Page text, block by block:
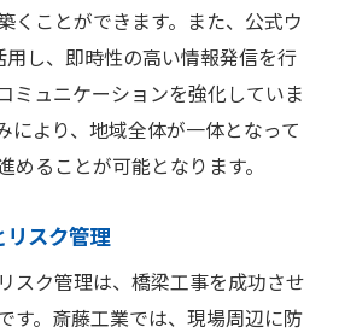
くことができます。また、公式ウ
用し、即時性の高い情報発信を行
ミュニケーションを強化していま
により、地域全体が一体となって
めることが可能となります。
スク管理
スク管理は、橋梁工事を成功させ
す。斎藤工業では、現場周辺に防